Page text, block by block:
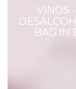
VINOS
BAG IN